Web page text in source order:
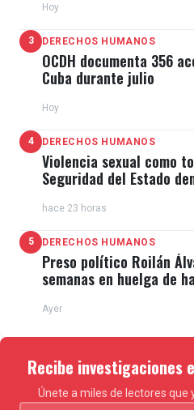
Hoy
3 DERECHOS HUMANOS
OCDH documenta 356
Cuba durante julio
Hoy
4 DERECHOS HUMANOS
Violencia sexual como
Seguridad del Estado
hace 23 horas
5 DERECHOS HUMANOS
Preso político Roilán
semanas en huelga de
Ayer
Recibe investigaciones
Únete a miles de lectores que